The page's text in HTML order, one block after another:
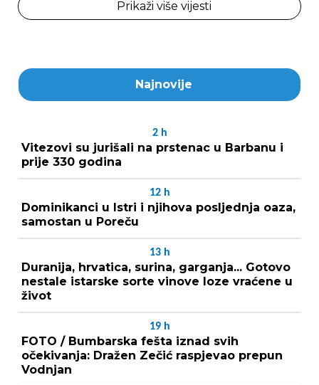
Prikaži više vijesti
Najnovije
2 h
Vitezovi su jurišali na prstenac u Barbanu i
prije 330 godina
12 h
Dominikanci u Istri i njihova posljednja oaza,
samostan u Poreču
13 h
Duranija, hrvatica, surina, garganja... Gotovo
nestale istarske sorte vinove loze vraćene u
život
19 h
FOTO / Bumbarska fešta iznad svih
očekivanja: Dražen Zečić raspjevao prepun
Vodnjan